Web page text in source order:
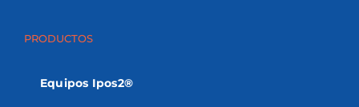
PRODUCTOS
Equipos Ipos2®